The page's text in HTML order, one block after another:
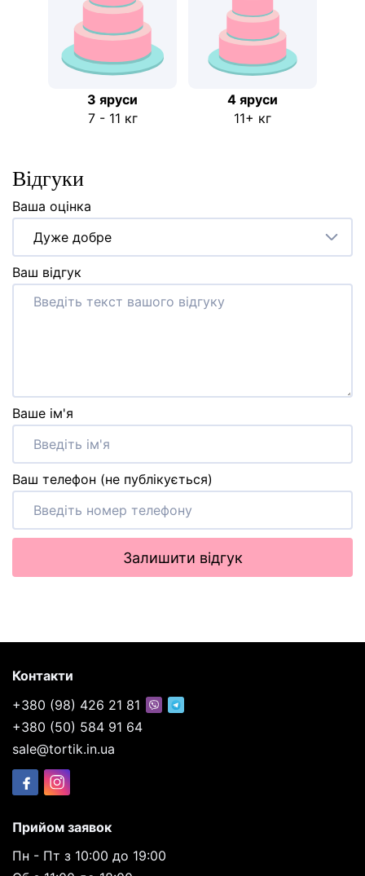
3 яруси
7 - 11 кг
4 яруси
11+ кг
Відгуки
Ваша оцінка
Дуже добре
Ваш відгук
Ваше ім'я
Ваш телефон (не публікується)
Залишити відгук
Контакти
+380 (98) 426 21 81
+380 (50) 584 91 64
sale@tortik.in.ua
Прийом заявок
Пн - Пт з 10:00 до 19:00